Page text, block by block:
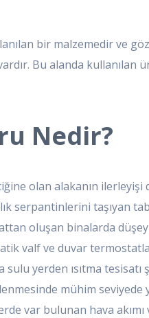
bir malzemedir ve
Bu alanda kullanılan
Nedir?
olan alakanın ilerleyişi
serpantinlerini taşıyan
oluşan binalarda düşey
valf ve duvar
yerden ısıtma
mühim
var bulunan hava